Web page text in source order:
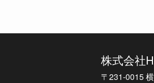
株式会社
〒231-0015